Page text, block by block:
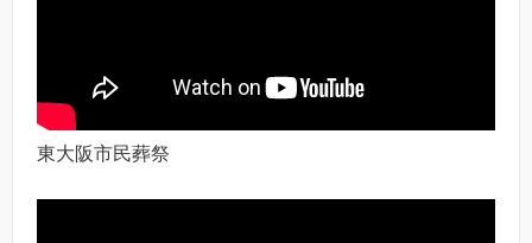
東大阪市民葬祭